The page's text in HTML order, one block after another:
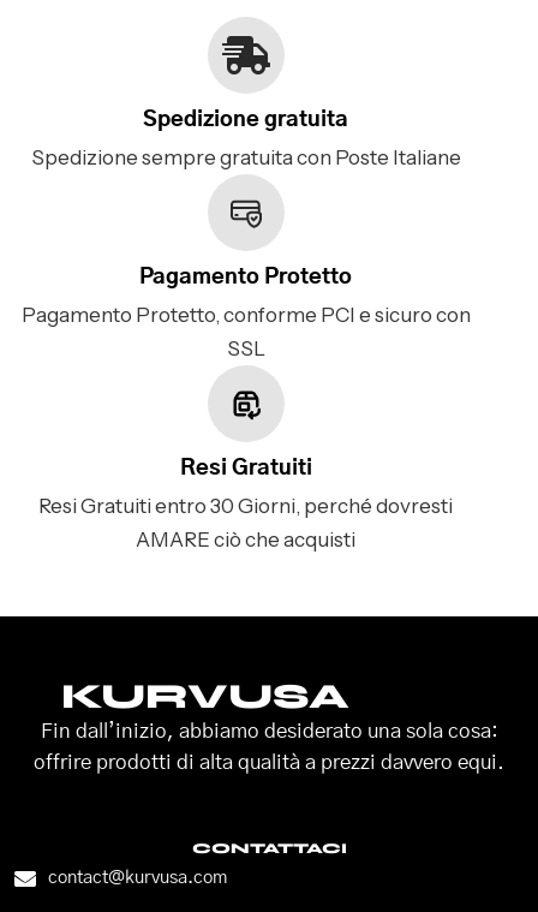
Spedizione gratuita
Spedizione sempre gratuita con Poste Italiane
Pagamento Protetto
Pagamento Protetto, conforme PCI e sicuro con
SSL
Resi Gratuiti
Resi Gratuiti entro 30 Giorni, perché dovresti
AMARE ciò che acquisti
KURVUSA
Fin dall’inizio, abbiamo desiderato una sola cosa:
offrire prodotti di alta qualità a prezzi davvero equi.
CONTATTACI
contact@kurvusa.com